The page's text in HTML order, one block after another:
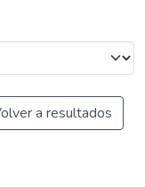
a resultados